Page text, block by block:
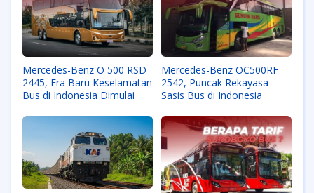
Mercedes-Benz O 500 RSD
2445, Era Baru Keselamatan
Bus di Indonesia Dimulai
Mercedes-Benz OC500RF
2542, Puncak Rekayasa
Sasis Bus di Indonesia